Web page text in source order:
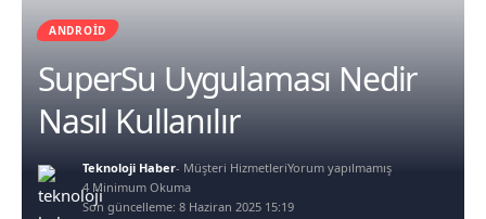
ANDROID
SuperSu Uygulaması Nedir
Nasıl Kullanılır
Son güncelleme: 8 Haziran 2025 15:19
Teknoloji Haber- Müşteri HizmetleriYorum yapılmamış
4 Minimum Okuma